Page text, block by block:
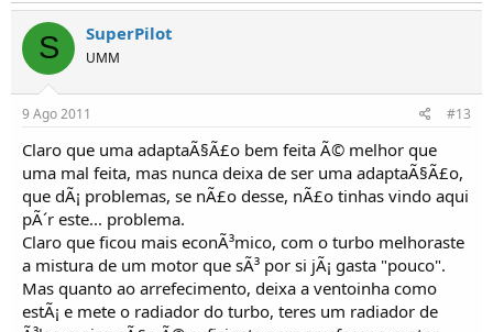
S SuperPilot
UMM
9 Ago 2011 #13
Claro que uma adaptaÃ§Ã£o bem feita Ã© melhor que
uma mal feita, mas nunca deixa de ser uma adaptaÃ§Ã£o,
que dÃ¡ problemas, se nÃ£o desse, nÃ£o tinhas vindo aqui
pÃ´r este... problema.
Claro que ficou mais econÃ³mico, com o turbo melhoraste
a mistura de um motor que sÃ³ por si jÃ¡ gasta "pouco".
Mas quanto ao arrefecimento, deixa a ventoinha como
estÃ¡ e mete o radiador do turbo, teres um radiador de